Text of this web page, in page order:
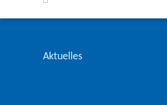
Aktuelles